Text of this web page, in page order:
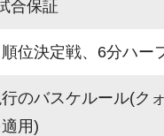
合保証
位決定戦、6分ハー
のバスケルール(ク
用)